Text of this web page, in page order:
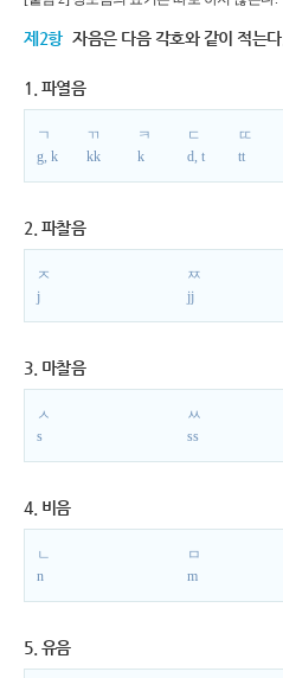
제2항 자음은 다음 각호와 같이 적는다.
1. 파열음
ㄱ
g, k
ㄲ
kk
ㅋ
k
ㄷ
d, t
ㄸ
tt
2. 파찰음
ㅈ
j
ㅉ
jj
3. 마찰음
ㅅ
s
ㅆ
ss
4. 비음
ㄴ
n
ㅁ
m
5. 유음